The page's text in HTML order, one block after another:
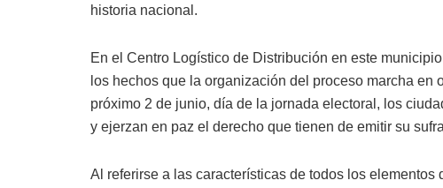
historia nacional.
En el Centro Logístico de Distribución en este
los hechos que la organización del proceso marcha en
próximo 2 de junio, día de la jornada electoral, los
y ejerzan en paz el derecho que tienen de emitir su
Al referirse a las características de todos los